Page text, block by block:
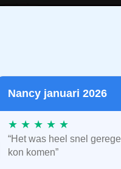
Nancy januari 2026
★ ★ ★ ★ ★
“Het was heel snel
kon komen”